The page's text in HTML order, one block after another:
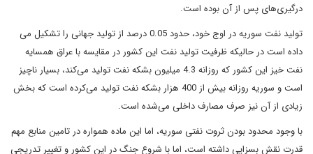
درگیری‌های پس از آن بوده است.
تولید نفت سوریه در اوج خود، حدود 0.05 درصد از تولید جهانی را تشکیل می
داده است در حالیکه ظرفیت تولید نفت این کشور در مقایسه با عراق همسایه
نفت خیز این کشور که روزانه 4.3 میلیون بشکه نفت تولید می‌کند، بسیار ناچیز
است و سوریه روزانه بیش از 400 هزار بشکه نفت تولید می‌کرده است که بخش
زیادی از آن نیز صرف مصارف داخلی می‌شده است.
با وجود محدود بودن ثروت نفتی سوریه، اما این ماده همواره در تامین منابع مهم
قدرت نقش بسزایی داشته است، اما با شروع جنگ در این کشور و تغییر تدریجی